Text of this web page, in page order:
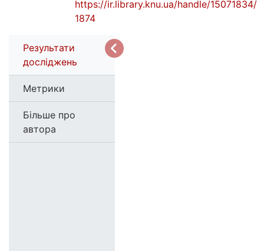
https://ir.library.knu.ua/handle/15071834/
1874
Результати
досліджень
Метрики
Більше про
автора